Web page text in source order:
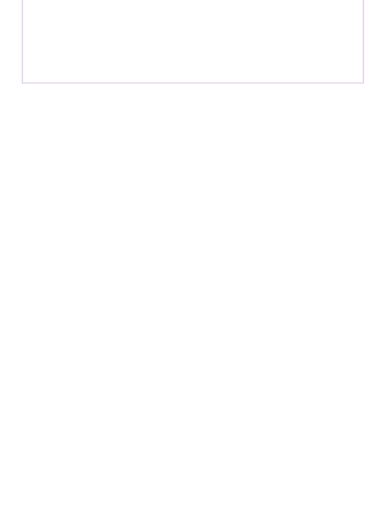
Entscheidungen. Alle mit dem Gefühl: